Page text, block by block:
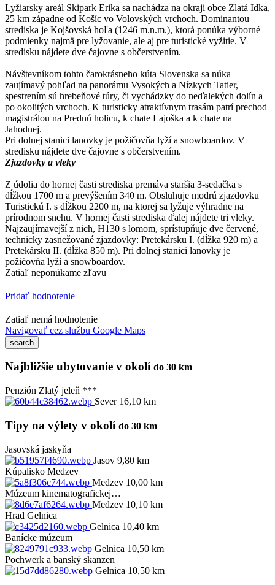
Lyžiarsky areál Skipark Erika sa nachádza na okraji obce Zlatá Idka,
25 km západne od Košíc vo Volovských vrchoch. Dominantou
strediska je Kojšovská hoľa (1246 m.n.m.), ktorá ponúka výborné
podmienky najmä pre lyžovanie, ale aj pre turistické vyžitie. V
stredisku nájdete dve čajovne s občerstvením.
Návštevníkom tohto čarokrásneho kúta Slovenska sa núka
zaujímavý pohľad na panorámu Vysokých a Nízkych Tatier,
spestrením sú hrebeňové túry, či vychádzky do neďalekých dolín a
po okolitých vrchoch. K turisticky atraktívnym trasám patrí prechod
magistrálou na Prednú holicu, k chate Lajoška a k chate na
Jahodnej.
Pri dolnej stanici lanovky je požičovňa lyží a snowboardov. V
stredisku nájdete dve čajovne s občerstvením.
Zjazdovky a vleky
Z údolia do hornej časti strediska premáva staršia 3-sedačka s
dĺžkou 1700 m a prevýšením 340 m. Obsluhuje modrú zjazdovku
Turistickú I. s dĺžkou 2200 m, na ktorej sa lyžuje výhradne na
prírodnom snehu. V hornej časti strediska ďalej nájdete tri vleky.
Najzaujímavejší z nich, H130 s lomom, sprístupňuje dve červené,
technicky zasnežované zjazdovky: Pretekársku I. (dĺžka 920 m) a
Pretekársku II. (dĺžka 850 m). Pri dolnej stanici lanovky je
požičovňa lyží a snowboardov.
Zatiaľ neponúkame zľavu
Pridať hodnotenie
Zatiaľ nemá hodnotenie
Navigovať cez službu Google Maps
Najbližšie ubytovanie v okolí do 30 km
Penzión Zlatý jeleň ***
Sever 16,10 km
Tipy na výlety v okolí do 30 km
Jasovská jaskyňa
Jasov 9,80 km
Kúpalisko Medzev
Medzev 10,00 km
Múzeum kinematografickej…
Medzev 10,10 km
Hrad Gelnica
Gelnica 10,40 km
Banícke múzeum
Gelnica 10,50 km
Pochwerk a banský skanzen
Gelnica 10,50 km